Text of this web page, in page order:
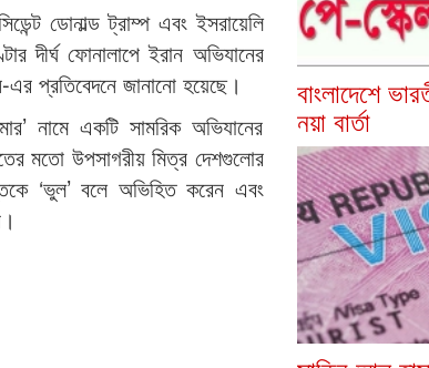
ডোনাল্ড ট্রাম্প এবং ইসরায়েলি
দীর্ঘ ফোনালাপে ইরান অভিযানের
প্রতিবেদনে জানানো হয়েছে।
নামে একটি সামরিক অভিযানের
মতো উপসাগরীয় মিত্র দেশগুলোর
‘ভুল’ বলে অভিহিত করেন এবং
বাংলাদেশে
নয়া বার্তা